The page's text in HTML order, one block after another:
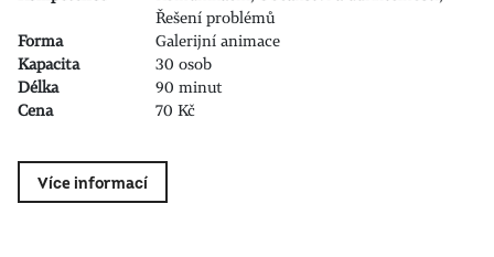
Řešení problémů
Forma
Galerijní animace
Kapacita
30 osob
Délka
90 minut
Cena
70 Kč
Více informací